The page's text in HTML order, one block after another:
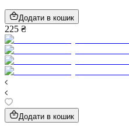
Додати в кошик
225 ₴
Додати в кошик